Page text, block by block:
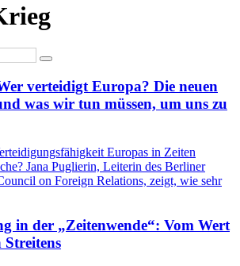
verteidigt Europa? Die neuen
was wir tun müssen, um uns zu
Europas in Zeiten
Jana Puglierin, Leiterin des Berliner
on Foreign Relations, zeigt, wie sehr
in der „Zeitenwende“: Vom Wert
Streitens